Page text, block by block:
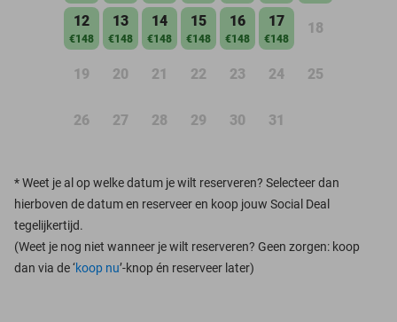
12
€148
13
€148
14
€148
15
€148
16
€148
17
€148
18
19 20 21 22 23 24 25
26 27 28 29 30 31
*Weet je al op welke datum je wilt reserveren? Selecteer dan
hierboven de datum en reserveer en koop jouw Social Deal
tegelijkertijd.
(Weet je nog niet wanneer je wilt reserveren? Geen zorgen: koop
dan via de ‘koop nu’-knop én reserveer later)